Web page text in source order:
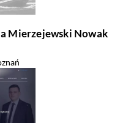
Mierzejewski Nowak